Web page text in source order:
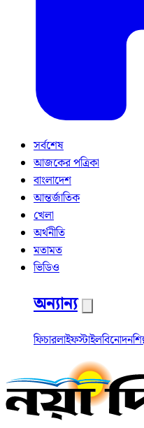
সর্বশেষ
আজকের পত্রিকা
বাংলাদেশ
আন্তর্জাতিক
খেলা
অর্থনীতি
মতামত
ভিডিও
অন্যান্য
ফিচারলাইফস্টাইলবিনোদন